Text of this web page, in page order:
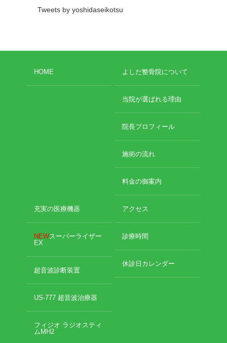
Tweets by yoshidaseikotsu
HOME よしだ整骨院について
当院が選ばれる理由
院長プロフィール
施術の流れ
料金の御案内
充実の医療機器
NEWスーパーライザー
EX
超音波診断装置
US-777 超音波治療器
フィジオ ラジオスティ
ムMH2
アクセス
診療時間
休診日カレンダー